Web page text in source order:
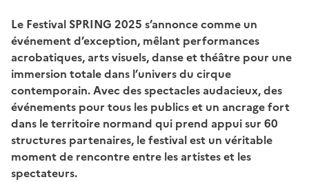
Le Festival SPRING 2025 s’annonce comme un
événement d’exception, mêlant performances
acrobatiques, arts visuels, danse et théâtre pour une
immersion totale dans l’univers du cirque
contemporain. Avec des spectacles audacieux, des
événements pour tous les publics et un ancrage fort
dans le territoire normand qui prend appui sur 60
structures partenaires, le festival est un véritable
moment de rencontre entre les artistes et les
spectateurs.